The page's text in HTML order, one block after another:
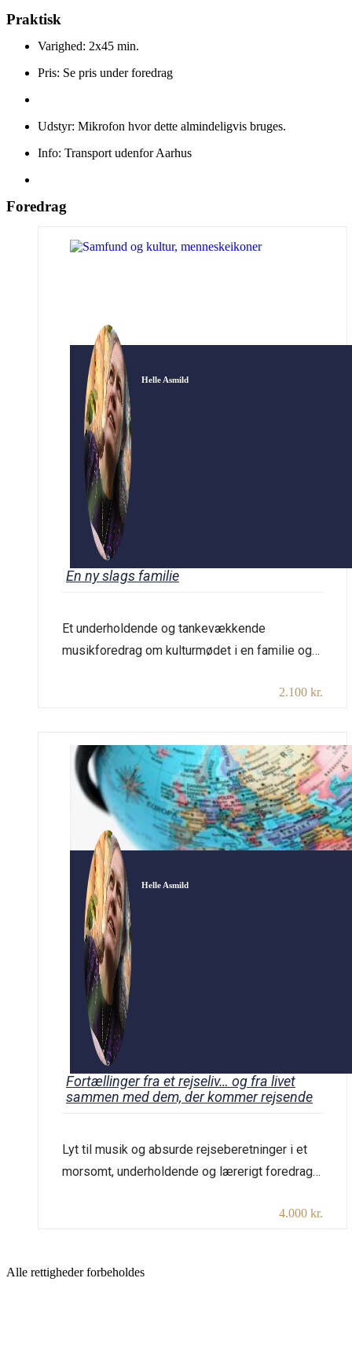
Praktisk
Varighed: 2x45 min.
Pris: Se pris under foredrag
Udstyr: Mikrofon hvor dette almindeligvis bruges.
Info: Transport udenfor Aarhus
Foredrag
Helle Asmild
En ny slags familie
Et underholdende og tankevækkende
musikforedrag om kulturmødet i en familie og
nogle gange er tættere på os, end vi måske
ud af sin familiehistorie – en historie fyldt med
traditioner og kultursammenstød, […]
2.100 kr.
Helle Asmild
Fortællinger fra et rejseliv… og fra livet
sammen med dem, der kommer rejsende
Lyt til musik og absurde rejseberetninger i et
morsomt, underholdende og lærerigt foredrag
er at rejse 400 km i en bus stående på ét ben
polygami er forbudt. […]
4.000 kr.
Alle rettigheder forbeholdes